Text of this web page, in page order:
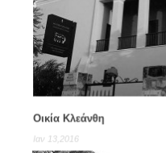
Οικία Κλεάνθη
Ιαν 13,2016